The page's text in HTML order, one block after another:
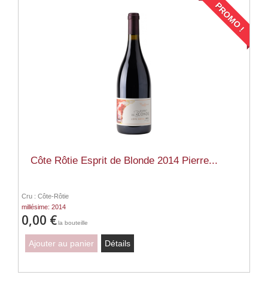
PROMO !
Côte Rôtie Esprit de Blonde 2014 Pierre...
Cru : Côte-Rôtie
millésime: 2014
0,00 €la bouteille
Ajouter au panier Détails